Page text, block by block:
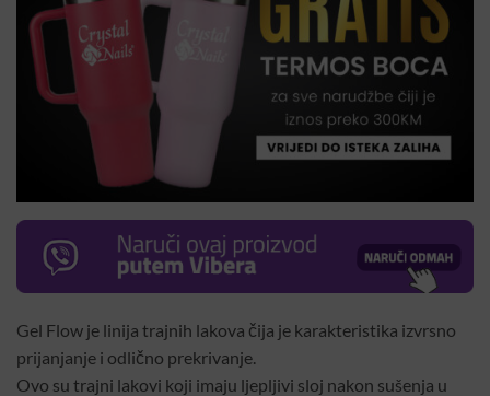
Gel Flow je linija trajnih lakova čija je karakteristika izvrsno
prijanjanje i odlično prekrivanje.
Ovo su trajni lakovi koji imaju ljepljivi sloj nakon sušenja u